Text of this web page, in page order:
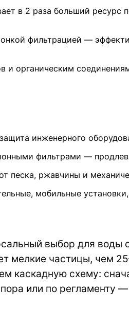
в 2 раза больший ресурс
фильтрацией —
и органическим
инженерного
фильтрами —
песка, ржавчины и
мобильные
выбор для воды
мелкие частицы, чем
каскадную схему:
или по регламенту —